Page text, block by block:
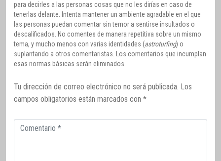
para decirles a las personas cosas que no les dirías en caso de
tenerlas delante. Intenta mantener un ambiente agradable en el que
las personas puedan comentar sin temor a sentirse insultados o
descalificados. No comentes de manera repetitiva sobre un mismo
tema, y mucho menos con varias identidades (astroturfing) o
suplantando a otros comentaristas. Los comentarios que incumplan
esas normas básicas serán eliminados.
Tu dirección de correo electrónico no será publicada. Los
campos obligatorios están marcados con *
Comentario